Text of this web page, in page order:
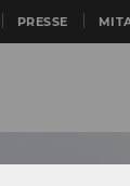
PRESSE